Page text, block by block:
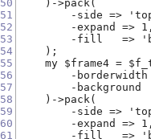
50
51
52
53
54
55
56
57
58
59
60
61
    )->pack(
-side =>
-expand =>
-fill   =>
    );
my $frame4 =
-borderwidth
-background
    )->pack(
-side =>
-expand =>
-fill   =>